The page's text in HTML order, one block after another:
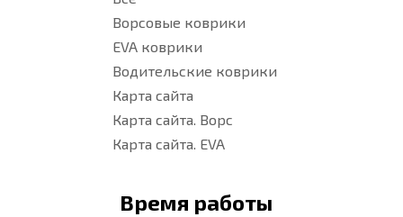
Ворсовые коврики
EVA коврики
Водительские коврики
Карта сайта
Карта сайта. Ворс
Карта сайта. EVA
Время работы